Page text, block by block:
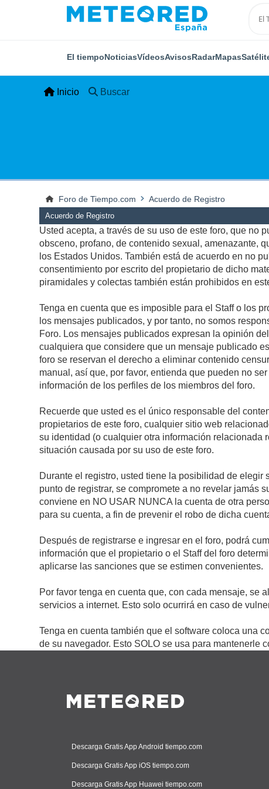
El tiempoNoticiasVídeosAvisosRadarMapas
Inicio Buscar
Foro de Tiempo.com Acuerdo de Registro
Acuerdo de Registro
Usted acepta, a través de su uso de este foro, que no
obsceno, profano, de contenido sexual, amenazante,
los Estados Unidos. También está de acuerdo en no
consentimiento por escrito del propietario de dicho
piramidales y colectas también están prohibidos en
Tenga en cuenta que es imposible para el Staff o los
los mensajes publicados, y por tanto, no somos
Foro. Los mensajes publicados expresan la opinión
cualquiera que considere que un mensaje publicado
foro se reservan el derecho a eliminar contenido
manual, así que, por favor, entienda que pueden no
información de los perfiles de los miembros del foro.
Recuerde que usted es el único responsable del
propietarios de este foro, cualquier sitio web
su identidad (o cualquier otra información
situación causada por su uso de este foro.
Durante el registro, usted tiene la posibilidad de
punto de registrar, se compromete a no revelar jamás
conviene en NO USAR NUNCA la cuenta de otra
para su cuenta, a fin de prevenir el robo de dicha
Después de registrarse e ingresar en el foro, podrá
información que el propietario o el Staff del foro
aplicarse las sanciones que se estimen convenientes.
Por favor tenga en cuenta que, con cada mensaje, se
servicios a internet. Esto solo ocurrirá en caso de
Tenga en cuenta también que el software coloca una
de su navegador. Esto SOLO se usa para mantenerle
Descarga Gratis App Android tiempo.com
Descarga Gratis App iOS tiempo.com
Descarga Gratis App Huawei tiempo.com